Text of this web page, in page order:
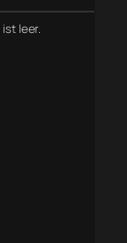
ist leer.